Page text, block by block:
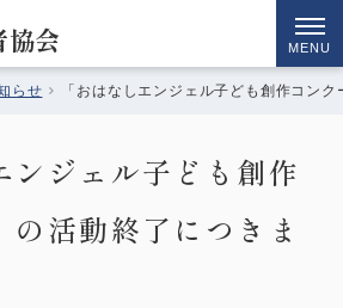
協会 MENU
らせ 「おはなしエンジェル子ども創作コン
ンジェル子ども創作
の活動終了につきま